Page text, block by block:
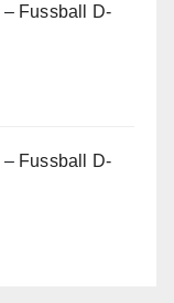
– Fussball D-
– Fussball D-